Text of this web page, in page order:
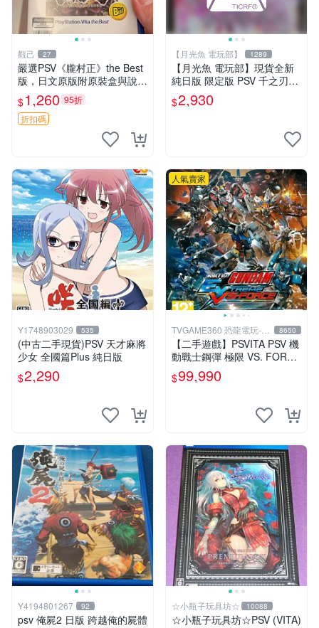
觀己 27
嚴選PSV《朧村正》the Best
版，日文原版附原裝盒與說明
書，成色近新，保存良好，遊
戲卡帶齊全且插拔頻率低，運
作順暢，推薦給喜愛PSV及日
$1,260 95折
折扣碼
【月光魚 電玩部】 1289
【月光魚 電玩部】現貨全新
純日版 限定版 PSV 千之刃
濤、桃花染之皇姬 初回限定
版 純日版
$2,930
Y1748903029 535
(中古二手現貨)PSV 天才麻將
少女 全國篇Plus 純日版
$2,290
人氣賣家
TVGAME360 恐龍電玩-台
中店
8650
【二手遊戲】PSVITA PSV 機
動戰士鋼彈 極限 VS. FORCE
MOBILE SUIT GUNDAM 中
文版
$99,990
Y4194801267 92
psv 俺屍2 日版 跨越俺的屍體
☆小瓶子玩具坊☆ 10088
☆小瓶子玩具坊☆PSV (VITA)